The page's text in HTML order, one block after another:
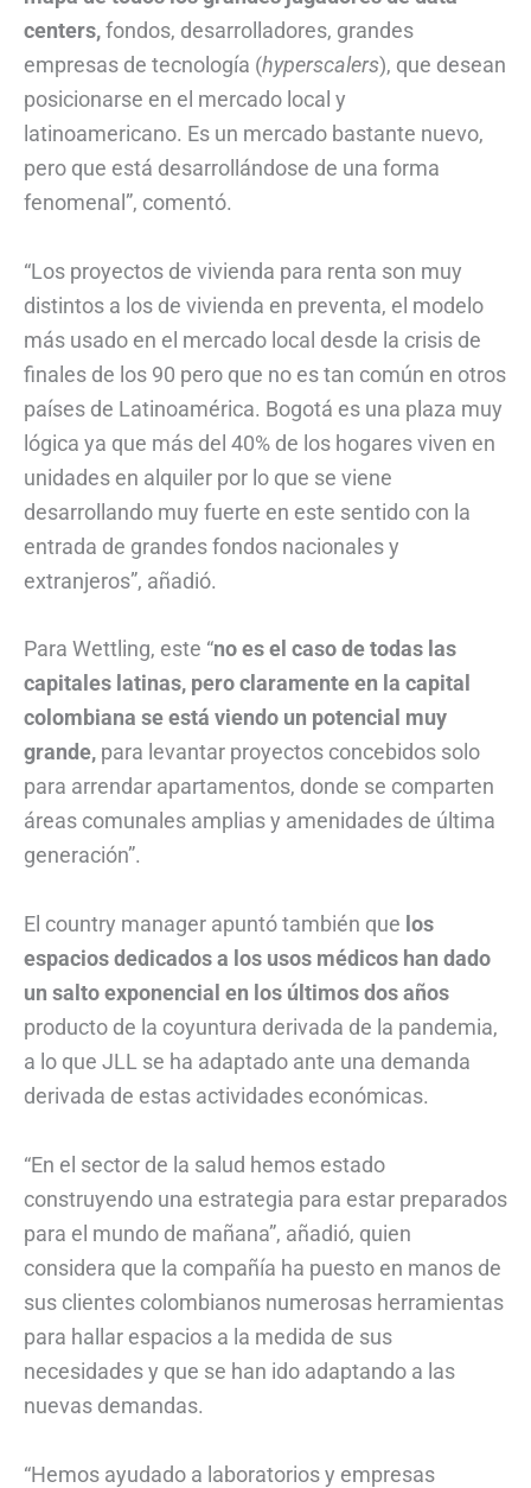
centers,fondos, desarrolladores, grandes
empresas de tecnología (hyperscalers), que desean
posicionarse en el mercado local y
latinoamericano. Es un mercado bastante nuevo,
pero que está desarrollándose de una forma
fenomenal”, comentó.
“Los proyectos de vivienda para renta son muy
distintos a los de vivienda en preventa, el modelo
más usado en el mercado local desde la crisis de
finales de los 90 pero que no es tan común en otros
países de Latinoamérica. Bogotá es una plaza muy
lógica ya que más del 40% de los hogares viven en
unidades en alquiler por lo que se viene
desarrollando muy fuerte en este sentido con la
entrada de grandes fondos nacionales y
extranjeros”, añadió.
Para Wettling, este “no es el caso de todas las
capitales latinas, pero claramente en la capital
colombiana se está viendo un potencial muy
grande, para levantar proyectos concebidos solo
para arrendar apartamentos, donde se comparten
áreas comunales amplias y amenidades de última
generación”.
El country manager apuntó también que los
espacios dedicados a los usos médicos han dado
un salto exponencial en los últimos dos años
producto de la coyuntura derivada de la pandemia,
a lo que JLL se ha adaptado ante una demanda
derivada de estas actividades económicas.
“En el sector de la salud hemos estado
construyendo una estrategia para estar preparados
para el mundo de mañana”, añadió, quien
considera que la compañía ha puesto en manos de
sus clientes colombianos numerosas herramientas
para hallar espacios a la medida de sus
necesidades y que se han ido adaptando a las
nuevas demandas.
“Hemos ayudado a laboratorios y empresas